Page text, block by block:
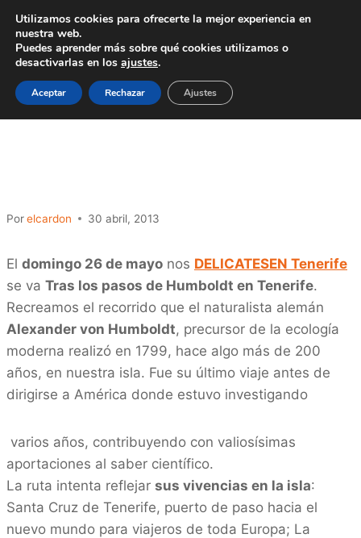
contenido
NOTICIAS
Porelcardon 30 abril, 2013
El domingo 26 de mayo nos DELICATESEN Tenerife
se va Tras los pasos de Humboldt en Tenerife.
Recreamos el recorrido que el naturalista alemán
Alexander von Humboldt, precursor de la ecología
moderna realizó en 1799, hace algo más de 200
años, en nuestra isla. Fue su último viaje antes de
dirigirse a América donde estuvo investigando
varios años, contribuyendo con valiosísimas
aportaciones al saber científico.
La ruta intenta reflejar sus vivencias en la isla:
Santa Cruz de Tenerife, puerto de paso hacia el
nuevo mundo para viajeros de toda Europa; La
Utilizamos cookies para ofrecerte la mejor experiencia en
nuestra web.
Puedes aprender más sobre qué cookies utilizamos o
desactivarlas en los ajustes.
Aceptar Rechazar Ajustes